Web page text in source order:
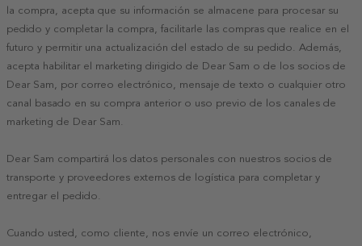
la compra, acepta que su información se almacene para procesar su
pedido y completar la compra, facilitarle las compras que realice en el
futuro y permitir una actualización del estado de su pedido. Además,
acepta habilitar el marketing dirigido de Dear Sam o de los socios de
Dear Sam, por correo electrónico, mensaje de texto o cualquier otro
canal basado en su compra anterior o uso previo de los canales de
marketing de Dear Sam.
Dear Sam compartirá los datos personales con nuestros socios de
transporte y proveedores externos de logística para completar y
entregar el pedido.
Cuando usted, como cliente, nos envíe un correo electrónico,